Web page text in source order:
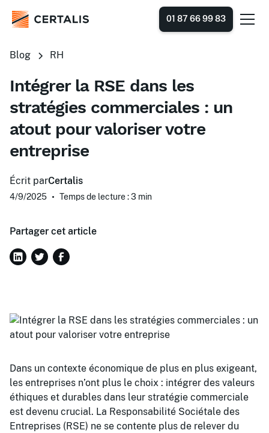
01 87 66 99 83
Blog RH
Intégrer la RSE dans les
stratégies commerciales : un
atout pour valoriser votre
entreprise
Écrit parCertalis
4/9/2025 • Temps de lecture : 3 min
Partager cet article
Dans un contexte économique de plus en plus exigeant,
les entreprises n’ont plus le choix : intégrer des valeurs
éthiques et durables dans leur stratégie commerciale
est devenu crucial. La Responsabilité Sociétale des
Entreprises (RSE) ne se contente plus de relever du